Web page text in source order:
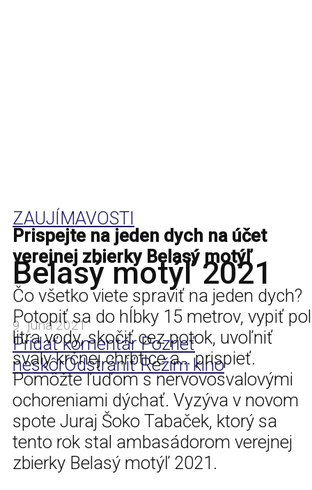
ZAUJÍMAVOSTI
Belasý motýľ 2021
9. júna 2021
Pridať komentár Pozrieť
neskôrOdstrániťRežim kino
Prispejte na jeden dych na účet
verejnej zbierky Belasý motýľ
Čo všetko viete spraviť na jeden dych?
Potopiť sa do hĺbky 15 metrov, vypiť pol
litra vody, skočiť cez potok, uvoľniť
svaly krčnej chrbtice a… prispieť.
Pomôžte ľuďom s nervovosvalovými
ochoreniami dýchať. Vyzýva v novom
spote Juraj Šoko Tabaček, ktorý sa
tento rok stal ambasádorom verejnej
zbierky Belasý motýľ 2021.